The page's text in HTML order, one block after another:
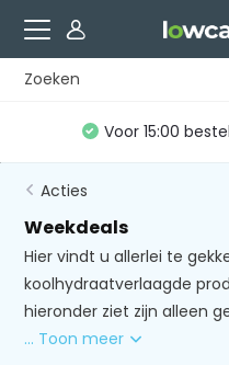
Voor 15:00
Acties
Weekdeals
Hier vindt u allerlei te
koolhydraatverlaagde
hieronder ziet zijn alleen
... Toon meer